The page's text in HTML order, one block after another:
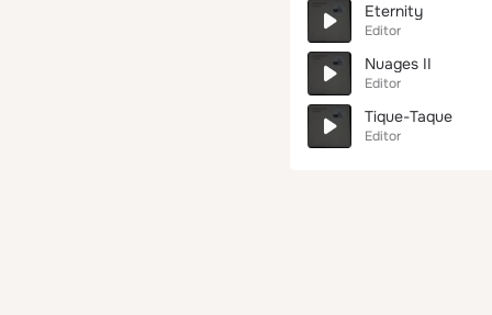
Eternity
Editor
Nuages II
Editor
Tique-Taque
Editor